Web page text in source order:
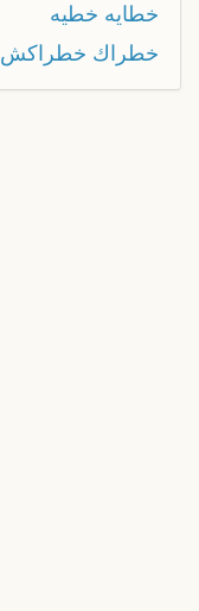
خطایه خطیه
خطراك خطراكش